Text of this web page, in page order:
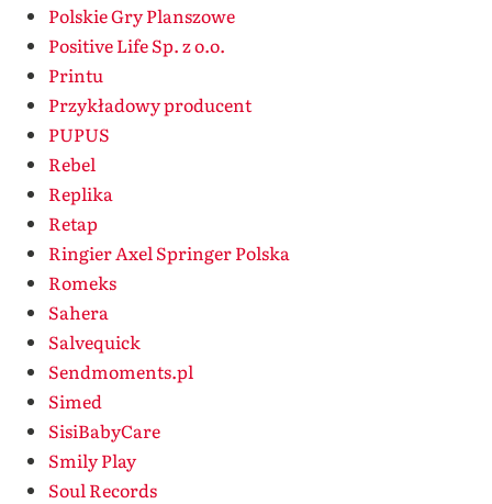
Polskie Gry Planszowe
Positive Life Sp. z o.o.
Printu
Przykładowy producent
PUPUS
Rebel
Replika
Retap
Ringier Axel Springer Polska
Romeks
Sahera
Salvequick
Sendmoments.pl
Simed
SisiBabyCare
Smily Play
Soul Records